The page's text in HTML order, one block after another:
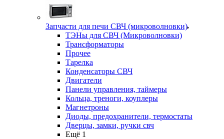
Запчасти для печи СВЧ (микроволновки)
ТЭНы для СВЧ (Микроволновки)
Трансформаторы
Прочее
Тарелка
Конденсаторы СВЧ
Двигатели
Панели управления, таймеры
Кольца, треноги, коуплеры
Магнетроны
Диоды, предохранители, термостаты
Дверцы, замки, ручки свч
Ещё 1